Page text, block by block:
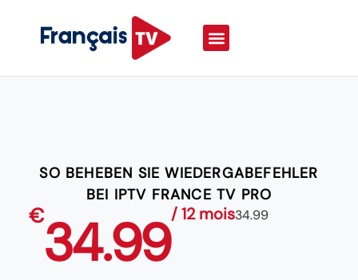
SO BEHEBEN SIE WIEDERGABEFEHLER
BEI IPTV FRANCE TV PRO
€34.99/ 12 mois34.99